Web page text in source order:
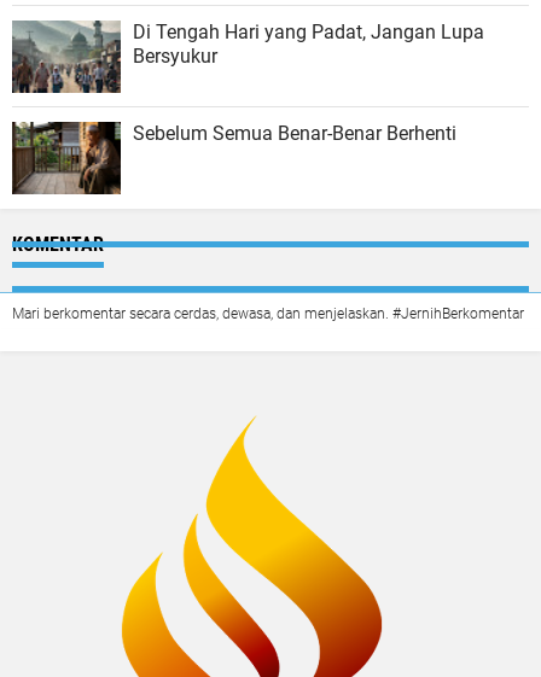
Di Tengah Hari yang Padat, Jangan Lupa
Bersyukur
Sebelum Semua Benar-Benar Berhenti
KOMENTAR
Mari berkomentar secara cerdas, dewasa, dan menjelaskan. #JernihBerkomentar